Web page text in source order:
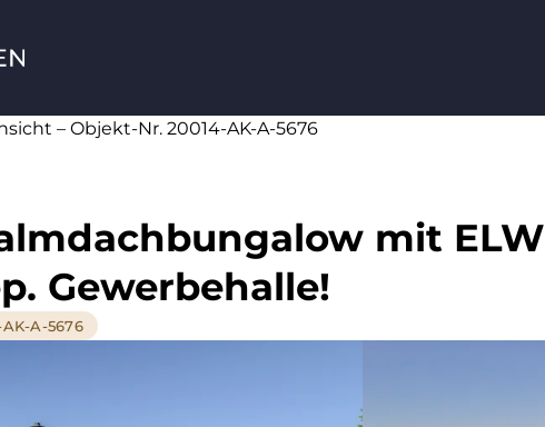
– Objekt-Nr. 20014-AK-A-5676
mit ELW
Gewerbehalle!
A-5676